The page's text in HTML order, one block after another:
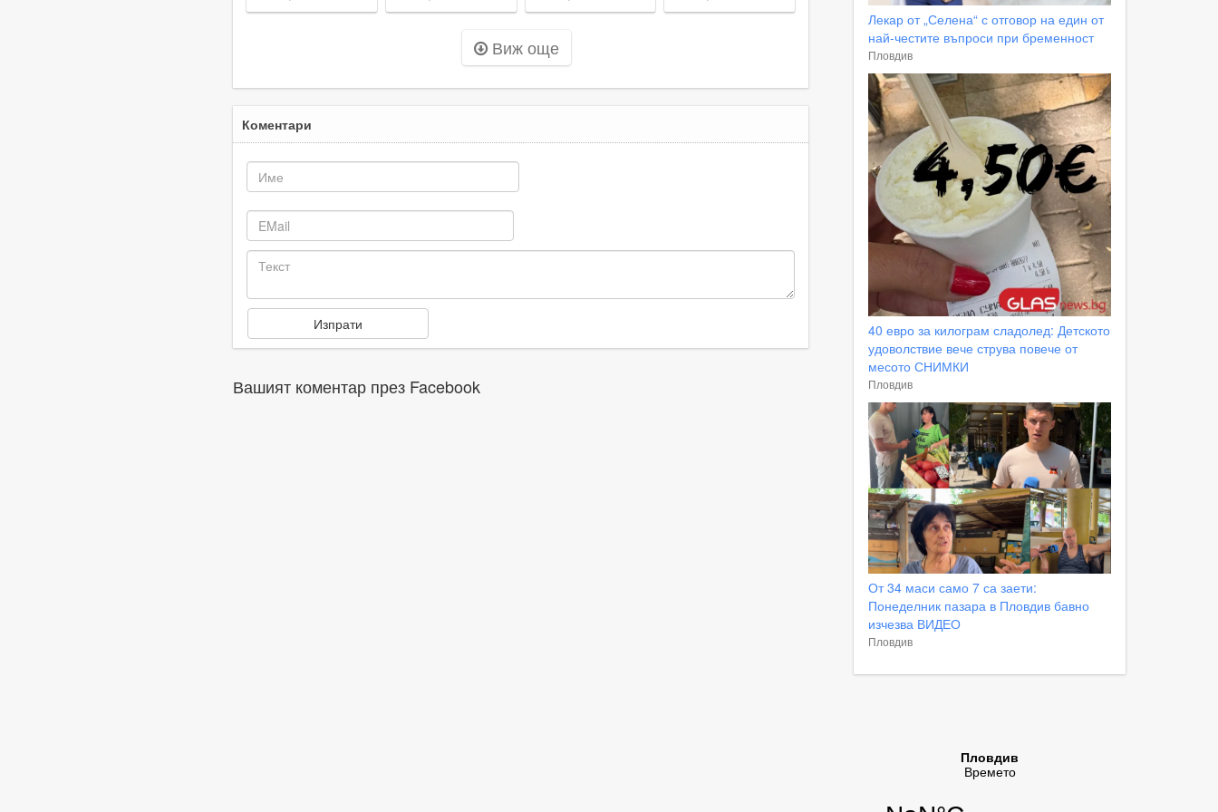
Карловско на
места в
случая с
починалото
бебе
пътя Пловдив-
Виж още
Коментари
Вашият коментар през Facebook
Лекар от „Селена“ с отговор на един от
най-честите въпроси при бременност
Пловдив
40 евро за килограм сладолед: Детското
удоволствие вече струва повече от
месото СНИМКИ
Пловдив
От 34 маси само 7 са заети:
Понеделник пазара в Пловдив бавно
изчезва ВИДЕО
Пловдив